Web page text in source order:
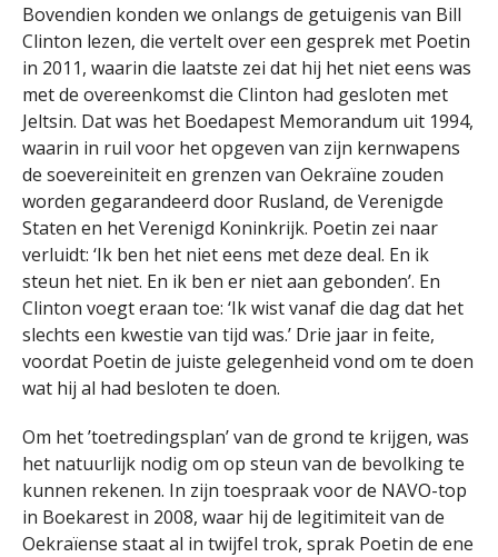
Bovendien konden we onlangs de getuigenis van Bill
Clinton lezen, die vertelt over een gesprek met Poetin
in 2011, waarin die laatste zei dat hij het niet eens was
met de overeenkomst die Clinton had gesloten met
Jeltsin. Dat was het Boedapest Memorandum uit 1994,
waarin in ruil voor het opgeven van zijn kernwapens
de soevereiniteit en grenzen van Oekraïne zouden
worden gegarandeerd door Rusland, de Verenigde
Staten en het Verenigd Koninkrijk. Poetin zei naar
verluidt: ‘Ik ben het niet eens met deze deal. En ik
steun het niet. En ik ben er niet aan gebonden’. En
Clinton voegt eraan toe: ‘Ik wist vanaf die dag dat het
slechts een kwestie van tijd was.’ Drie jaar in feite,
voordat Poetin de juiste gelegenheid vond om te doen
wat hij al had besloten te doen.
Om het ’toetredingsplan’ van de grond te krijgen, was
het natuurlijk nodig om op steun van de bevolking te
kunnen rekenen. In zijn toespraak voor de NAVO-top
in Boekarest in 2008, waar hij de legitimiteit van de
Oekraïense staat al in twijfel trok, sprak Poetin de ene